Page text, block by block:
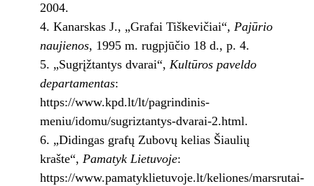
2004.
4. Kanarskas J., „Grafai Tiškevičiai“, Pajūrio
naujienos, 1995 m. rugpjūčio 18 d., p. 4.
5. „Sugrįžtantys dvarai“, Kultūros paveldo
departamentas:
https://www.kpd.lt/lt/pagrindinis-
meniu/idomu/sugriztantys-dvarai-2.html.
6. „Didingas grafų Zubovų kelias Šiaulių
krašte“, Pamatyk Lietuvoje:
https://www.pamatyklietuvoje.lt/keliones/marsrutai-